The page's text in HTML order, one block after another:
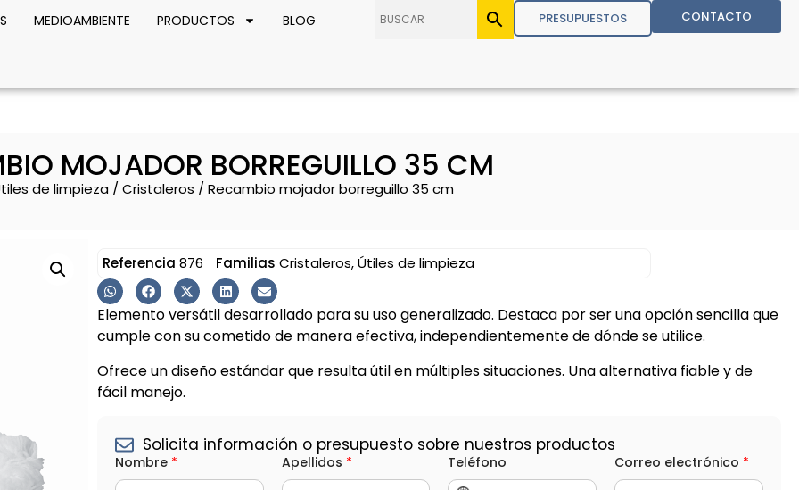
MEDIOAMBIENTE PRODUCTOS BLOG PRESUPUESTOS CONTACTO
MOJADOR BORREGUILLO 35 CM
de limpieza / Cristaleros / Recambio mojador borreguillo 35 cm
Referencia 876 Familias Cristaleros,Útiles de limpieza
Elemento versátil desarrollado para su uso generalizado. Destaca por ser una opción sencilla que
cumple con su cometido de manera efectiva, independientemente de dónde se utilice.
Ofrece un diseño estándar que resulta útil en múltiples situaciones. Una alternativa fiable y de
fácil manejo.
Solicita información o presupuesto sobre nuestros productos
N
o
m
Nombre * Apellidos * Teléfono Correo electrónico *